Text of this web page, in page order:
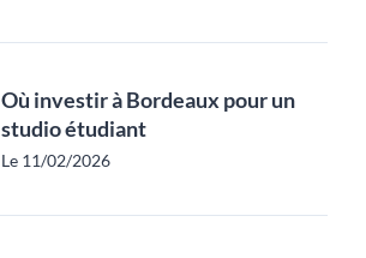
Où investir à Bordeaux pour un
studio étudiant
Le 11/02/2026